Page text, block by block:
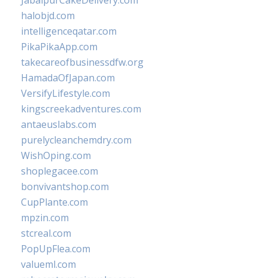
halobjd.com
intelligenceqatar.com
PikaPikaApp.com
takecareofbusinessdfw.org
HamadaOfJapan.com
VersifyLifestyle.com
kingscreekadventures.com
antaeuslabs.com
purelycleanchemdry.com
WishOping.com
shoplegacee.com
bonvivantshop.com
CupPlante.com
mpzin.com
stcreal.com
PopUpFlea.com
valueml.com